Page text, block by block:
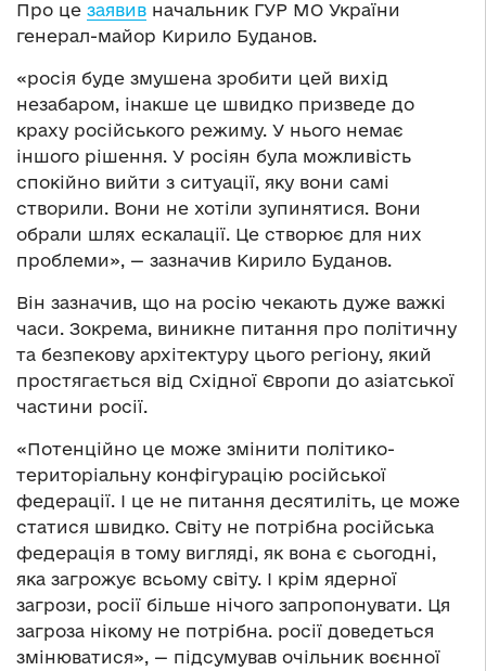
Про це заявив начальник ГУР МО України
генерал-майор Кирило Буданов.
«росія буде змушена зробити цей вихід
незабаром, інакше це швидко призведе до
краху російського режиму. У нього немає
іншого рішення. У росіян була можливість
спокійно вийти з ситуації, яку вони самі
створили. Вони не хотіли зупинятися. Вони
обрали шлях ескалації. Це створює для них
проблеми», — зазначив Кирило Буданов.
Він зазначив, що на росію чекають дуже важкі
часи. Зокрема, виникне питання про політичну
та безпекову архітектуру цього регіону, який
простягається від Східної Європи до азіатської
частини росії.
«Потенційно це може змінити політико-
територіальну конфігурацію російської
федерації. І це не питання десятиліть, це може
статися швидко. Світу не потрібна російська
федерація в тому вигляді, як вона є сьогодні,
яка загрожує всьому світу. І крім ядерної
загрози, росії більше нічого запропонувати. Ця
загроза нікому не потрібна. росії доведеться
змінюватися», — підсумував очільник воєнної